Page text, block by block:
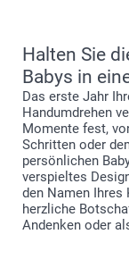
Halten Sie
Babys in
Das erste Jahr
Handumdrehen
Momente fest,
Schritten oder
persönlichen
verspieltes
den Namen Ihres
herzliche
Andenken oder